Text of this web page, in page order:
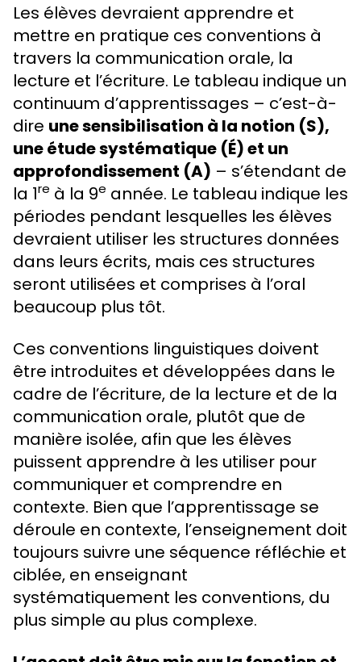
Les élèves devraient apprendre et
mettre en pratique ces conventions à
travers la communication orale, la
lecture et l’écriture. Le tableau indique un
continuum d’apprentissages – c’est-à-
dire une sensibilisation à la notion (S),
une étude systématique (É) et un
approfondissement (A) – s’étendant de
la 1re à la 9e année. Le tableau indique les
périodes pendant lesquelles les élèves
devraient utiliser les structures données
dans leurs écrits, mais ces structures
seront utilisées et comprises à l’oral
beaucoup plus tôt.
Ces conventions linguistiques doivent
être introduites et développées dans le
cadre de l’écriture, de la lecture et de la
communication orale, plutôt que de
manière isolée, afin que les élèves
puissent apprendre à les utiliser pour
communiquer et comprendre en
contexte. Bien que l’apprentissage se
déroule en contexte, l’enseignement doit
toujours suivre une séquence réfléchie et
ciblée, en enseignant
systématiquement les conventions, du
plus simple au plus complexe.